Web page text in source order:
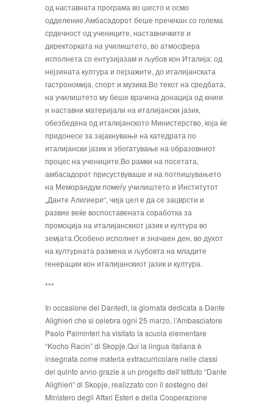
од наставната програма во шесто и осмо
одделение.Амбасадорот беше пречекан со голема
срдечност од учениците, наставничките и
директорката на училиштето, во атмосфера
исполнета со ентузијазам и љубов кон Италија: од
нејзината култура и пејзажите, до италијанската
гастрономија, спорт и музика.Во текот на средбата,
на училиштето му беше врачена донација од книги
и наставни материјали на италијански јазик,
обезбедена од италијанското Министерство, која ќе
придонесе за зајакнување на катедрата по
италијански јазик и збогатување на образовниот
процес на учениците.Во рамки на посетата,
амбасадорот присуствуваше и на потпишувањето
на Меморандум помеѓу училиштето и Институтот
„Данте Алигиери“, чија цел е да се зацврсти и
развие веќе воспоставената соработка за
промоција на италијанскиот јазик и култура во
земјата.Особено исполнет и значаен ден, во духот
на културната размена и љубовта на младите
генерации кон италијанскиот јазик и култура.
***
In occasione del Dantedì, la giornata dedicata a Dante
Alighieri che si celebra ogni 25 marzo, l’Ambasciatore
Paolo Palminteri ha visitato la scuola elementare
“Kocho Racin” di Skopje.Qui la lingua italiana è
insegnata come materia extracurricolare nelle classi
del quinto anno grazie a un progetto dell’Istituto “Dante
Alighieri” di Skopje, realizzato con il sostegno del
Ministero degli Affari Esteri e della Cooperazione